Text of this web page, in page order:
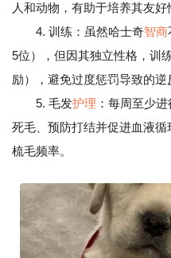
人和动物，有助于培养其友好
4. 训练：虽然哈士奇智商
5位），但因其独立性格，训
励），避免过度惩罚导致的逆
5. 毛发护理 ：每周至少
死毛、预防打结并促进血液
梳毛频率。